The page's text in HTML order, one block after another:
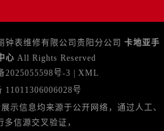
表维修有限公司贵阳分公司 卡地亚手
心 All Rights Reserved
2025055598号-3
XML
11011306006028号
示信息均来源于公开网络，通过人工、
信源交叉验证，